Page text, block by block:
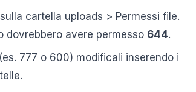
cartella uploads > Permessi file.
dovrebbero avere permesso 644.
777 o 600) modificali inserendo i